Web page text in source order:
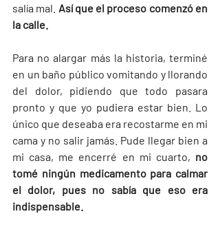
salía mal. Así que el proceso comenzó en
la calle.
Para no alargar más la historia, terminé
en un baño público vomitando y llorando
del dolor, pidiendo que todo pasara
pronto y que yo pudiera estar bien. Lo
único que deseaba era recostarme en mi
cama y no salir jamás. Pude llegar bien a
mi casa, me encerré en mi cuarto, no
tomé ningún medicamento para calmar
el dolor, pues no sabía que eso era
indispensable.